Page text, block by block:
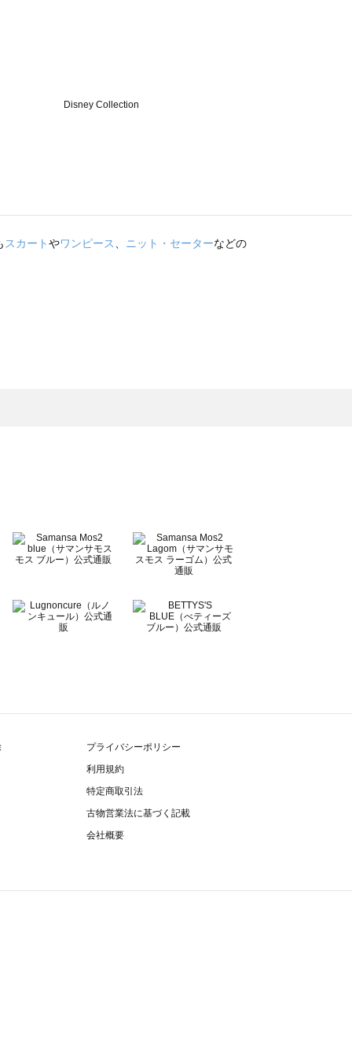
スカートやワンピース ニット・セーターなどの
プライバシーポリシー
利用規約
特定商取引法
古物営業法に基づく記載
会社概要